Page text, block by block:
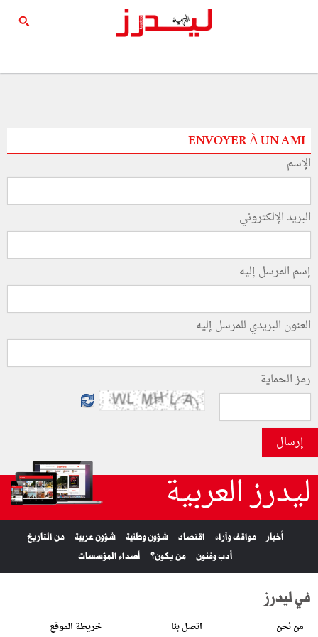
ENVOYER À UN AMI
الإسم
البريد الإلكتروني
إسم المرسل إليه
العنون البريدي للمرسل إليه
رمز الحماية
إرسال
ليدرز العربية
أخبار مواقف وآراء اقتصاد شؤون وطنية شؤون عربية
من التاريخ
أدب وفنون
من يكون؟ أصداء المؤسسات
في ليدرز
من نحن اتصل بنا خريطة الموقع